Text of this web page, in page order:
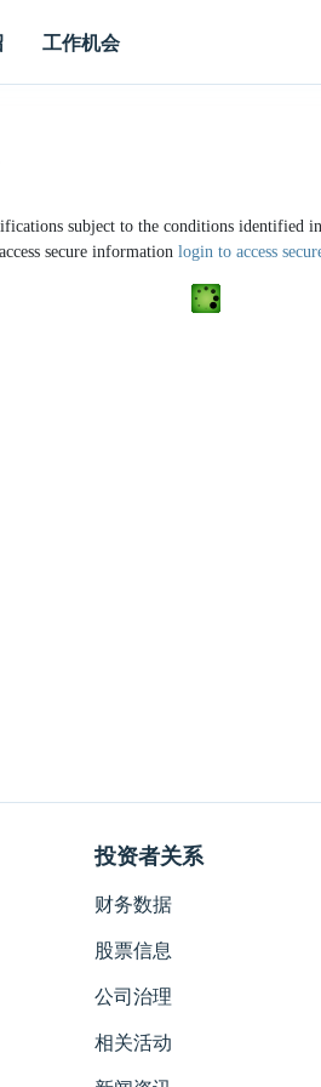
工作机会
subject to the conditions
secure information login to access
投资者关系
财务数据
股票信息
公司治理
相关活动